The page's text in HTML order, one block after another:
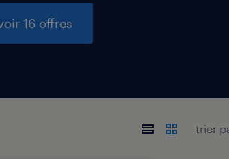
16 offres
trier